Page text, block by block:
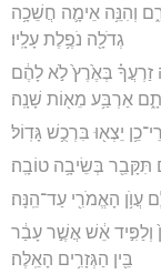
וְהִנֵּ֥ה אֵימָ֛ה חֲשֵׁכָ֥ה
גְדֹלָ֖ה נֹפֶ֥לֶת עָלָֽיו׃
זַרְעֲךָ֗ בְּאֶ֙רֶץ֙ לֹ֣א לָהֶ֔ם
אַרְבַּ֥ע מֵא֖וֹת שָׁנָֽה׃
יֵצְא֖וּ בִּרְכֻ֥שׁ גָּדֽוֹל׃
תִּקָּבֵ֖ר בְּשֵׂיבָ֥ה טוֹבָֽה׃
עֲוֺ֥ן הָאֱמֹרִ֖י עַד־הֵֽנָּה׃
וְלַפִּ֣יד אֵ֔שׁ אֲשֶׁ֣ר עָבַ֔ר
בֵּ֖ין הַגְּזָרִ֥ים הָאֵֽלֶּה׃